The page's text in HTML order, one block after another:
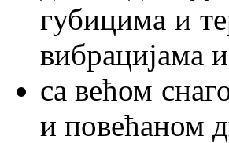
губицима и
вибрацијама
са већом
и повећаном